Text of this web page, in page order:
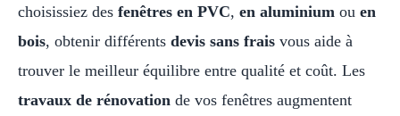
choisissiez des fenêtres en PVC, en aluminium ou en
bois, obtenir différents devis sans frais vous aide à
trouver le meilleur équilibre entre qualité et coût. Les
travaux de rénovation de vos fenêtres augmentent